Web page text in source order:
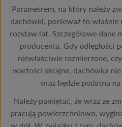
Parametrem, na który należy
dachówki, ponieważ to
rozstaw łat. Szczegółowe dane
producenta. Gdy odległości
niewłaściwie rozmierzone,
wartości skrajne, dachówka
oraz będzie podatna
Należy pamiętać, że wraz ze
pracują powierzchniowo,